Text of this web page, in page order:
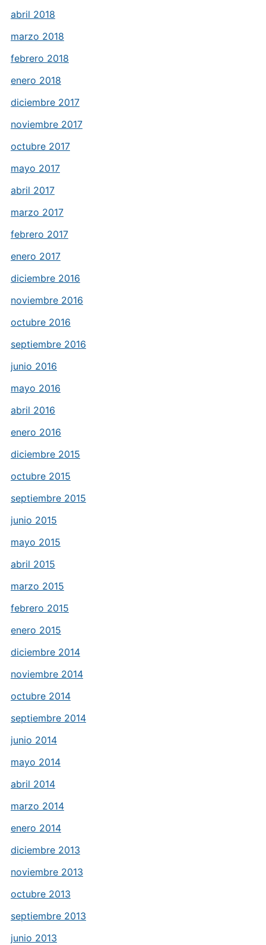
abril 2018
marzo 2018
febrero 2018
enero 2018
diciembre 2017
noviembre 2017
octubre 2017
mayo 2017
abril 2017
marzo 2017
febrero 2017
enero 2017
diciembre 2016
noviembre 2016
octubre 2016
septiembre 2016
junio 2016
mayo 2016
abril 2016
enero 2016
diciembre 2015
octubre 2015
septiembre 2015
junio 2015
mayo 2015
abril 2015
marzo 2015
febrero 2015
enero 2015
diciembre 2014
noviembre 2014
octubre 2014
septiembre 2014
junio 2014
mayo 2014
abril 2014
marzo 2014
enero 2014
diciembre 2013
noviembre 2013
octubre 2013
septiembre 2013
junio 2013